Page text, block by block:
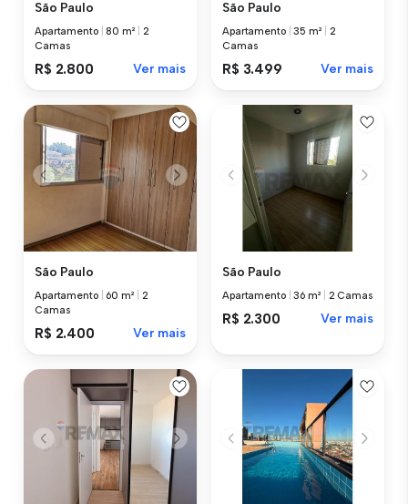
São Paulo
Apartamento |80 m²
2
Camas
R$ 2.800 Ver mais
São Paulo
Apartamento |35 m²
2
Camas
R$ 3.499 Ver mais
São Paulo
Apartamento 60 m²
2
Camas
R$ 2.400 Ver mais
São Paulo
Apartamento |36 m² 2 Camas
R$ 2.300 Ver mais